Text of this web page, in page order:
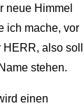
neue Himmel
ich mache, vor
also soll
stehen.
einen